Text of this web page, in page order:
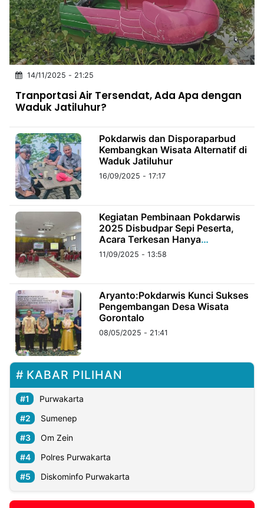
INDONESIA
Partner
NTB
Time
IDN
Jogja
Rakyat
News
Notice
Baru
Follow
Kabarbaru
Kabarbaru.co
2026
PT.
Kabarbaru
Media
Holding
14/11/2025 - 21:25
Tranportasi Air Tersendat, Ada Apa dengan
Waduk Jatiluhur?
Pokdarwis dan Disporaparbud
Kembangkan Wisata Alternatif di
Waduk Jatiluhur
16/09/2025 - 17:17
Kegiatan Pembinaan Pokdarwis
2025 Disbudpar Sepi Peserta,
Acara Terkesan Hanya
Formalitas Habiskan Anggaran
11/09/2025 - 13:58
Aryanto:Pokdarwis Kunci Sukses
Pengembangan Desa Wisata
Gorontalo
08/05/2025 - 21:41
KABAR PILIHAN
Purwakarta
Sumenep
Om Zein
Polres Purwakarta
Diskominfo Purwakarta